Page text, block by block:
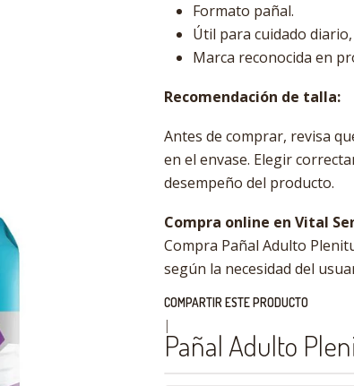
Formato pañal.
Útil para cuidado
Marca reconocida en
Recomendación de talla:
Antes de comprar, revisa
en el envase. Elegir
desempeño del producto.
Compra online en Vital
Compra Pañal Adulto
según la necesidad del
COMPARTIR ESTE PRODUCTO
|
Pañal Adulto